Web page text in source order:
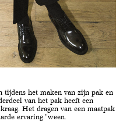
het maken van zijn pak en
van het pak heeft een
Het dragen van een maatpak
ervaring."ween.